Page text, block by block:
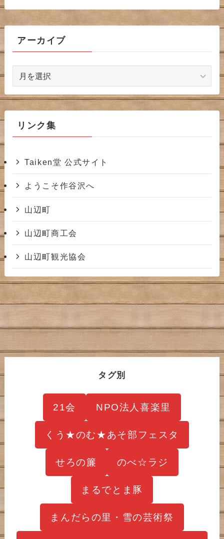
アーカイブ
カ
イ
ブリンク集
Taiken堂 公式サイト
ようこそ作谷沢へ
山辺町
山辺町商工会
山辺町観光協会
タグ別
21会 NPO法人喜楽里
くう★のむ★あそ部フェスタ
せろの簾 のべ☆ラジ
まるでとま豚
まんだらの里・雪の芸術祭